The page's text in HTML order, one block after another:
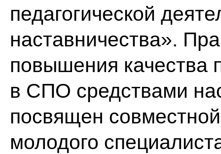
педагогической
наставничества».
повышения качества
в СПО средствами
посвящен
молодого